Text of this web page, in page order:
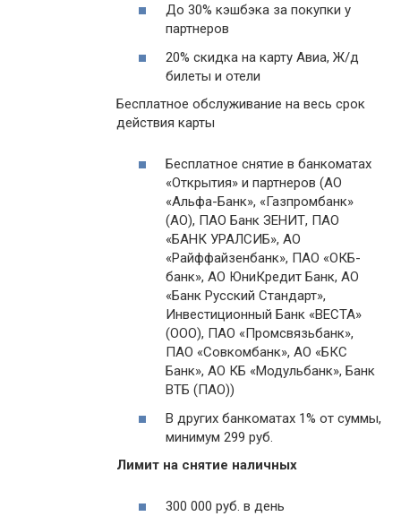
До 30% кэшбэка за покупки у
партнеров
20% скидка на карту Авиа, Ж/д
билеты и отели
Бесплатное обслуживание на весь срок
действия карты
Бесплатное снятие в банкоматах
«Открытия» и партнеров (АО
«Альфа-Банк», «Газпромбанк»
(АО), ПАО Банк ЗЕНИТ, ПАО
«БАНК УРАЛСИБ», АО
«Райффайзенбанк», ПАО «ОКБ-
банк», АО ЮниКредит Банк, АО
«Банк Русский Стандарт»,
Инвестиционный Банк «ВЕСТА»
(ООО), ПАО «Промсвязьбанк»,
ПАО «Совкомбанк», АО «БКС
Банк», АО КБ «Модульбанк», Банк
ВТБ (ПАО))
В других банкоматах 1% от суммы,
минимум 299 руб.
Лимит на снятие наличных
300 000 руб. в день